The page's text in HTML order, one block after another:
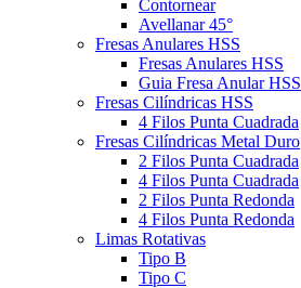
Contornear
Avellanar 45°
Fresas Anulares HSS
Fresas Anulares HSS
Guia Fresa Anular HSS
Fresas Cilíndricas HSS
4 Filos Punta Cuadrada
Fresas Cilíndricas Metal Duro
2 Filos Punta Cuadrada
4 Filos Punta Cuadrada
2 Filos Punta Redonda
4 Filos Punta Redonda
Limas Rotativas
Tipo B
Tipo C